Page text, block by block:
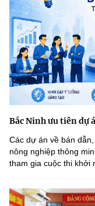
Bắc Ninh ưu tiên dự
Các dự án về bán
nông nghiệp thông
tham gia cuộc thi khởi